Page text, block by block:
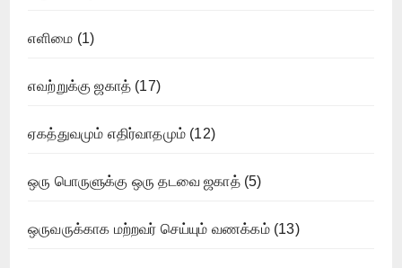
எளிமை (1)
எவற்றுக்கு ஜகாத் (17)
ஏகத்துவமும் எதிர்வாதமும் (12)
ஒரு பொருளுக்கு ஒரு தடவை ஜகாத்(5)
ஒருவருக்காக மற்றவர் செய்யும் வணக்கம்(13)